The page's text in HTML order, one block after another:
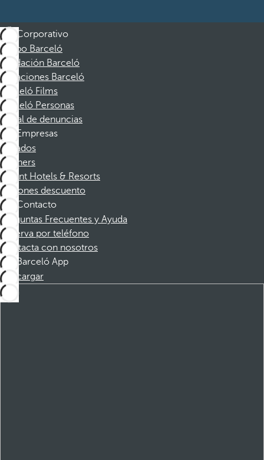
Corporativo
Grupo Barceló
Fundación Barceló
Vacaciones Barceló
Barceló Films
Barceló Personas
Canal de denuncias
Empresas
Afiliados
Partners
Dorint Hotels & Resorts
Cupones descuento
Contacto
Preguntas Frecuentes y Ayuda
Reserva por teléfono
Contacta con nosotros
Barceló App
Descargar